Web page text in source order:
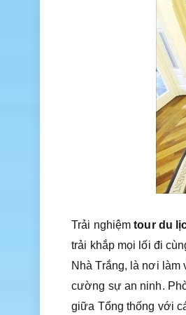
Trải nghiệm tour du
trải khắp mọi lối đi
Nhà Trắng, là nơi làm
cường sự an ninh.
giữa Tổng thống với